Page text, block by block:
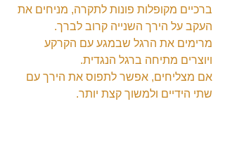
ברכיים מקופלות פונות לתקרה, מניחים את
העקב על הירך השנייה קרוב לברך.
מרימים את הרגל שבמגע עם הקרקע
ויוצרים מתיחה ברגל הנגדית.
אם מצליחים, אפשר לתפוס את הירך עם
שתי הידיים ולמשוך קצת יותר.